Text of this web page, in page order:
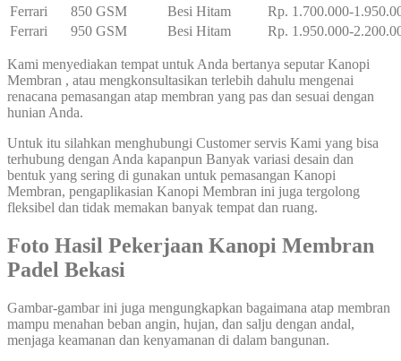
Ferrari
850 GSM Besi Hitam
Rp. 1.700.000-
Ferrari
950 GSM Besi Hitam Rp. 1.950.000-
Kami menyediakan tempat untuk Anda bertanya seputar Kanopi
Membran , atau mengkonsultasikan terlebih dahulu mengenai
renacana pemasangan atap membran yang pas dan sesuai dengan
hunian Anda.
Untuk itu silahkan menghubungi Customer servis Kami yang bisa
terhubung dengan Anda kapanpun Banyak variasi desain dan
bentuk yang sering di gunakan untuk pemasangan Kanopi
Membran, pengaplikasian Kanopi Membran ini juga tergolong
fleksibel dan tidak memakan banyak tempat dan ruang.
Foto Hasil Pekerjaan Kanopi Membran
Padel Bekasi
Gambar-gambar ini juga mengungkapkan bagaimana atap membran
mampu menahan beban angin, hujan, dan salju dengan andal,
menjaga keamanan dan kenyamanan di dalam bangunan.